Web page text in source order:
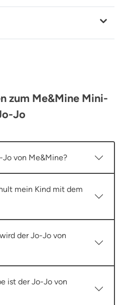
zum Me&Mine Mini-
Jo
von Me&Mine?
mein Kind mit dem
der Jo-Jo von
ist der Jo-Jo von